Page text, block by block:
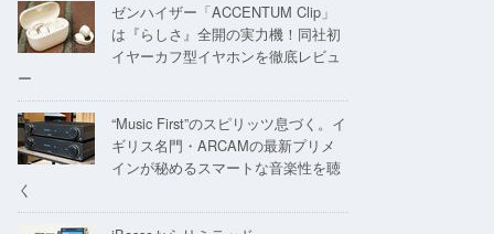
ゼンハイザー「ACCENTUM Clip」
は『らしさ』全開の実力機！同社初
イヤーカフ型イヤホンを徹底レビュ
ー
“Music First”のスピリッツ息づく。イ
ギリス名門・ARCAMの最新プリメ
インが秘めるスマートな音楽性を聴
く